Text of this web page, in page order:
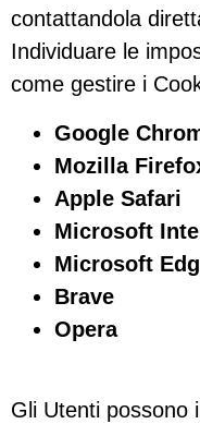
contattandola
Individuare le
come gestire i
Google
Mozilla
Apple Safari
Microsoft
Microsoft
Brave
Opera
Gli Utenti possono